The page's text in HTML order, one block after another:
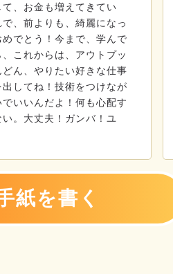
て、お金も増えてきてい
で、前よりも、綺麗になっ
めでとう！今まで、学んで
、これからは、アウトプッ
どん、やりたい好きな仕事
出してね！技術をつけなが
でいいんだよ！何も心配す
い。大丈夫！ガンバ！ユ
紙を書く